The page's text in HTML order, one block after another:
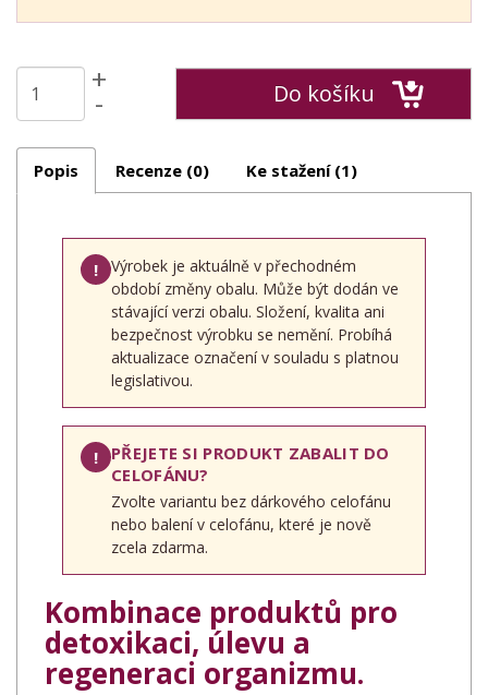
+
- Do košíku
Popis Recenze (0) Ke stažení (1)
!
Výrobek je aktuálně v přechodném
období změny obalu. Může být dodán ve
stávající verzi obalu. Složení, kvalita ani
bezpečnost výrobku se nemění. Probíhá
aktualizace označení v souladu s platnou
legislativou.
!
PŘEJETE SI PRODUKT ZABALIT DO
CELOFÁNU?
Zvolte variantu bez dárkového celofánu
nebo balení v celofánu, které je nově
zcela zdarma.
Kombinace produktů pro
detoxikaci, úlevu a
regeneraci organizmu.